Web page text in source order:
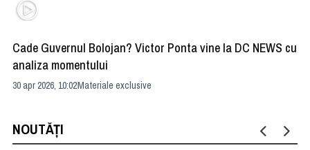
Cade Guvernul Bolojan? Victor Ponta vine la DC NEWS cu
analiza momentului
30 apr 2026, 10:02Materiale exclusive
NOUTĂȚI